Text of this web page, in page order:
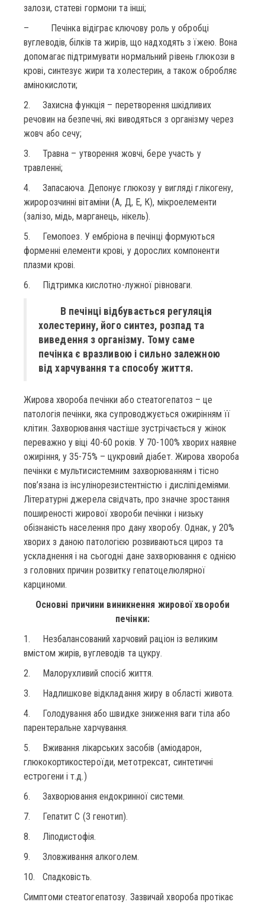
залози, статеві гормони та інші;
– Печінка відіграє ключову роль у обробці
вуглеводів, білків та жирів, що надходять з їжею. Вона
допомагає підтримувати нормальний рівень глюкози в
крові, синтезує жири та холестерин, а також обробляє
амінокислоти;
2. Захисна функція – перетворення шкідливих
речовин на безпечні, які виводяться з організму через
жовч або сечу;
3. Травна – утворення жовчі, бере участь у
травленні;
4. Запасаюча. Депонує глюкозу у вигляді глікогену,
жиророзчинні вітаміни (А, Д, Е, К), мікроелементи
(залізо, мідь, марганець, нікель).
5. Гемопоез. У ембріона в печінці формуються
форменні елементи крові, у дорослих компоненти
плазми крові.
6. Підтримка кислотно-лужної рівноваги.
В печінці відбувається регуляція
холестерину, його синтез, розпад та
виведення з організму. Тому саме
печінка є вразливою і сильно залежною
від харчування та способу життя.
Жирова хвороба печінки або стеатогепатоз – це
патологія печінки, яка супроводжується ожирінням її
клітин. Захворювання частіше зустрічається у жінок
переважно у віці 40-60 років. У 70-100% хворих наявне
ожиріння, у 35-75% – цукровий діабет. Жирова хвороба
печінки є мультисистемним захворюванням і тісно
пов’язана із інсулінорезистентністю і дисліпідеміями.
Літературні джерела свідчать, про значне зростання
поширеності жирової хвороби печінки і низьку
обізнаність населення про дану хворобу. Однак, у 20%
хворих з даною патологією розвиваються цироз та
ускладнення і на сьогодні дане захворювання є однією
з головних причин розвитку гепатоцелюлярної
карциноми.
Основні причини виникнення жирової хвороби
печінки:
1. Незбалансований харчовий раціон із великим
вмістом жирів, вуглеводів та цукру.
2. Малорухливий спосіб життя.
3. Надлишкове відкладання жиру в області живота.
4. Голодування або швидке зниження ваги тіла або
парентеральне харчування.
5. Вживання лікарських засобів (аміодарон,
глюкокортикостероїди, метотрексат, синтетичні
естрогени і т.д.)
6. Захворювання ендокринної системи.
7. Гепатит С (3 генотип).
8. Ліподистофія.
9. Зловживання алкоголем.
10. Спадковість.
Симптоми стеатогепатозу. Зазвичай хвороба протікає